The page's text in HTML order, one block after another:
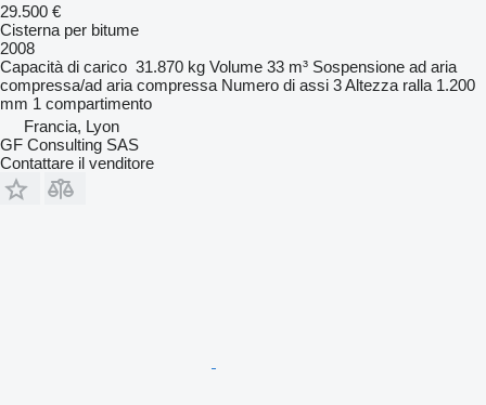
29.500 €
Cisterna per bitume
2008
Capacità di carico 31.870 kg Volume 33 m³ Sospensione ad aria
compressa/ad aria compressa Numero di assi 3Altezza ralla 1.200
mm 1 compartimento
Francia, Lyon
GF Consulting SAS
Contattare il venditore